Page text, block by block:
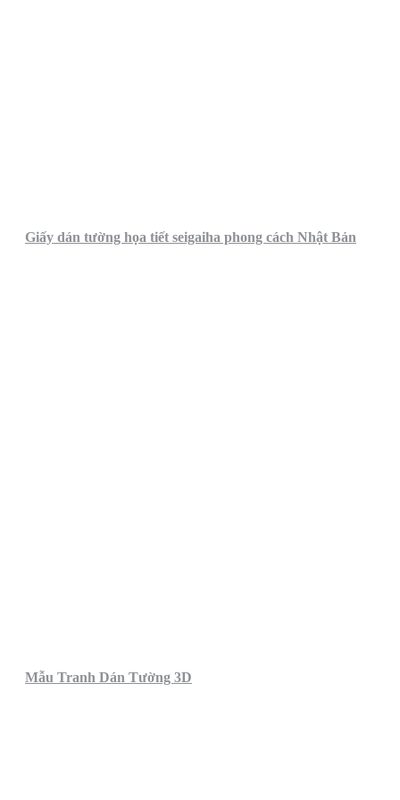
Giấy dán tường họa tiết seigaiha phong cách Nhật Bản
Mẫu Tranh Dán Tường 3D